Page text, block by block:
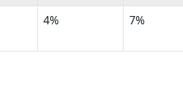
4% 7%